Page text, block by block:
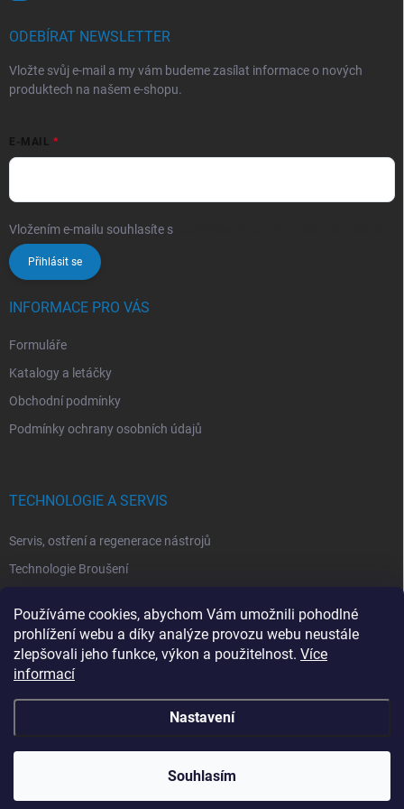
Používáme cookies, abychom Vám umožnili pohodlné
prohlížení webu a díky analýze provozu webu neustále
zlepšovali jeho funkce, výkon a použitelnost. Více
informací
Nastavení
Souhlasím
ODEBÍRAT NEWSLETTER
Vložte svůj e-mail a my vám budeme zasílat informace o nových
produktech na našem e-shopu.
E-MAIL
Vložením e-mailu souhlasíte s
Přihlásit se
INFORMACE PRO VÁS
Formuláře
Katalogy a letáčky
Obchodní podmínky
Podmínky ochrany osobních údajů
TECHNOLOGIE A SERVIS
Servis, ostření a regenerace nástrojů
Technologie Broušení
Technologie Laserová Ablace
Copyright 2026ITA TOOLS ČESKO. Všechna práva vyhrazena.Upravit
nastavení cookies